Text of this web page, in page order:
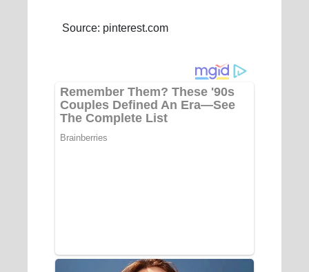
Source: pinterest.com